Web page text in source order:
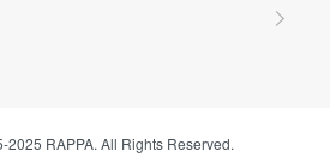
RAPPA. All Rights Reserved.